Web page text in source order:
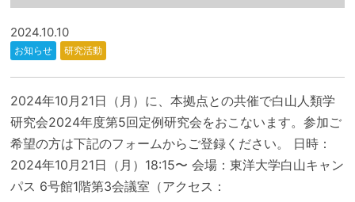
2024.10.10
お知らせ 研究活動
2024年10月21日（月）に、本拠点との共催で白山人類学
研究会2024年度第5回定例研究会をおこないます。参加ご
希望の方は下記のフォームからご登録ください。 日時：
2024年10月21日（月）18:15〜 会場：東洋大学白山キャン
パス 6号館1階第3会議室（アクセス：